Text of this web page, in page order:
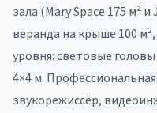
зала (Mary Space 175 м² и
веранда на крыше 100
уровня: световые
4×4 м.
звукорежиссёр,